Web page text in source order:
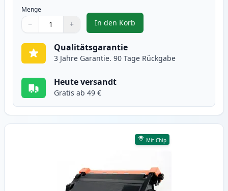
Menge
Verwenden Sie die Tasten, um anzupassen
− +
1
In den Korb
, Brother TN-3430 schwarz toner
Qualitätsgarantie
3 Jahre Garantie. 90 Tage Rückgabe
Heute versandt
Gratis ab 49 €
Mit Chip